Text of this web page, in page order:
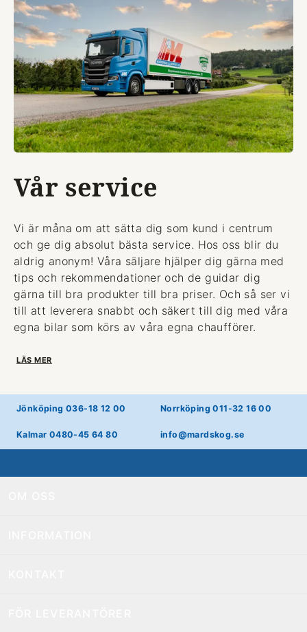
Vår service
Vi är måna om att sätta dig som kund i centrum
och ge dig absolut bästa service. Hos oss blir du
aldrig anonym! Våra säljare hjälper dig gärna med
tips och rekommendationer och de guidar dig
gärna till bra produkter till bra priser. Och så ser vi
till att leverera snabbt och säkert till dig med våra
egna bilar som körs av våra egna chaufförer.
LÄS MER
Jönköping 036-18 12 00 Norrköping 011-32 16 00
Kalmar 0480-45 64 80 info@mardskog.se